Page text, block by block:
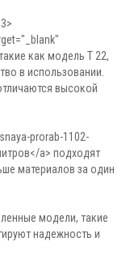
как модель Т 22,
в использовании.
высокой
prorab-1102-
a> подходят
материалов за один
модели, такие
надежность и